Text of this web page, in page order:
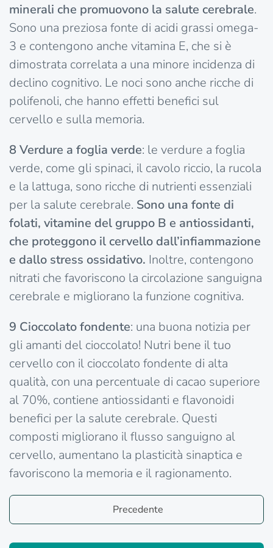
minerali che promuovono la salute cerebrale.
Sono una preziosa fonte di acidi grassi omega-
3 e contengono anche vitamina E, che si è
dimostrata correlata a una minore incidenza di
declino cognitivo. Le noci sono anche ricche di
polifenoli, che hanno effetti benefici sul
cervello e sulla memoria.
8 Verdure a foglia verde: le verdure a foglia
verde, come gli spinaci, il cavolo riccio, la rucola
e la lattuga, sono ricche di nutrienti essenziali
per la salute cerebrale. Sono una fonte di
folati, vitamine del gruppo B e antiossidanti,
che proteggono il cervello dall’infiammazione
e dallo stress ossidativo. Inoltre, contengono
nitrati che favoriscono la circolazione sanguigna
cerebrale e migliorano la funzione cognitiva.
9 Cioccolato fondente: una buona notizia per
gli amanti del cioccolato! Nutri bene il tuo
cervello con il cioccolato fondente di alta
qualità, con una percentuale di cacao superiore
al 70%, contiene antiossidanti e flavonoidi
benefici per la salute cerebrale. Questi
composti migliorano il flusso sanguigno al
cervello, aumentano la plasticità sinaptica e
favoriscono la memoria e il ragionamento.
Precedente